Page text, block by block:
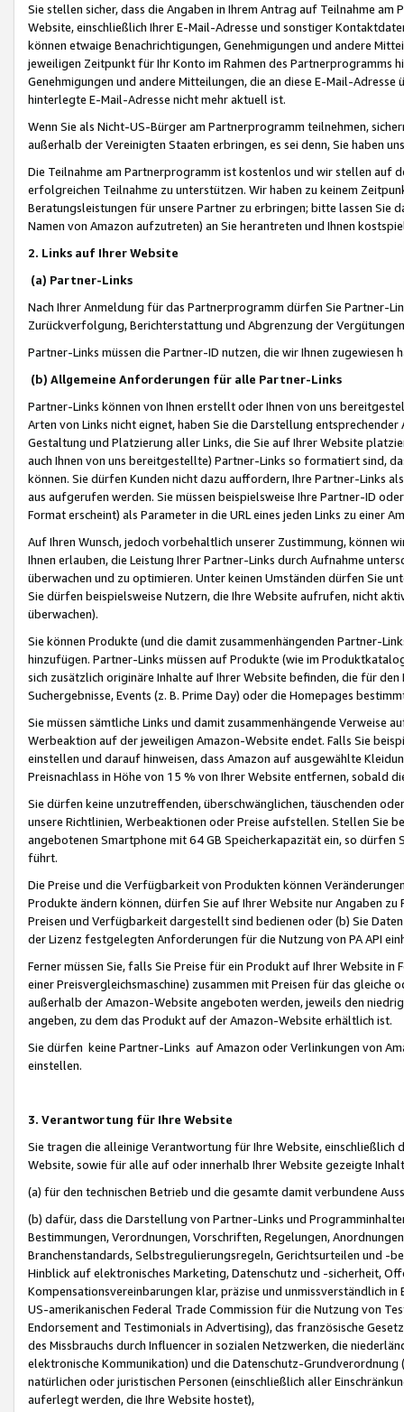
Sie stellen sicher, dass die Angaben in Ihrem Antrag auf Teilnahme
Website, einschließlich Ihrer E-Mail-Adresse und sonstiger
können etwaige Benachrichtigungen, Genehmigungen und andere
jeweiligen Zeitpunkt für Ihr Konto im Rahmen des Partnerprogramms
Genehmigungen und andere Mitteilungen, die an diese E-Mail-
hinterlegte E-Mail-Adresse nicht mehr aktuell ist.
Wenn Sie als Nicht-US-Bürger am Partnerprogramm teilnehmen,
außerhalb der Vereinigten Staaten erbringen, es sei denn, Sie haben
Die Teilnahme am Partnerprogramm ist kostenlos und wir stellen auf
erfolgreichen Teilnahme zu unterstützen. Wir haben zu keinem
Beratungsleistungen für unsere Partner zu erbringen; bitte lassen Sie
Namen von Amazon aufzutreten) an Sie herantreten und Ihnen
2. Links auf Ihrer Website
(a) Partner-Links
Nach Ihrer Anmeldung für das Partnerprogramm dürfen Sie Partner-
Zurückverfolgung, Berichterstattung und Abgrenzung der
Partner-Links müssen die Partner-ID nutzen, die wir Ihnen zugewiesen
(b) Allgemeine Anforderungen für alle Partner-Links
Partner-Links können von Ihnen erstellt oder Ihnen von uns
Arten von Links nicht eignet, haben Sie die Darstellung
Gestaltung und Platzierung aller Links, die Sie auf Ihrer Website
auch Ihnen von uns bereitgestellte) Partner-Links so formatiert sind,
können. Sie dürfen Kunden nicht dazu auffordern, Ihre Partner-Links
aus aufgerufen werden. Sie müssen beispielsweise Ihre Partner-ID
Format erscheint) als Parameter in die URL eines jeden Links zu einer
Auf Ihren Wunsch, jedoch vorbehaltlich unserer Zustimmung, können
Ihnen erlauben, die Leistung Ihrer Partner-Links durch Aufnahme
überwachen und zu optimieren. Unter keinen Umständen dürfen Sie
Sie dürfen beispielsweise Nutzern, die Ihre Website aufrufen, nicht
überwachen).
Sie können Produkte (und die damit zusammenhängenden Partner-
hinzufügen. Partner-Links müssen auf Produkte (wie im
sich zusätzlich originäre Inhalte auf Ihrer Website befinden, die für
Suchergebnisse, Events (z. B. Prime Day) oder die Homepages
Sie müssen sämtliche Links und damit zusammenhängende
Werbeaktion auf der jeweiligen Amazon-Website endet. Falls Sie
einstellen und darauf hinweisen, dass Amazon auf ausgewählte
Preisnachlass in Höhe von 15 % von Ihrer Website entfernen, sobald
Sie dürfen keine unzutreffenden, überschwänglichen, täuschenden
unsere Richtlinien, Werbeaktionen oder Preise aufstellen. Stellen Sie
angebotenen Smartphone mit 64 GB Speicherkapazität ein, so dürfen
führt.
Die Preise und die Verfügbarkeit von Produkten können
Produkte ändern können, dürfen Sie auf Ihrer Website nur Angaben
Preisen und Verfügbarkeit dargestellt sind bedienen oder (b) Sie
der Lizenz festgelegten Anforderungen für die Nutzung von PA API
Ferner müssen Sie, falls Sie Preise für ein Produkt auf Ihrer Website
einer Preisvergleichsmaschine) zusammen mit Preisen für das
außerhalb der Amazon-Website angeboten werden, jeweils den
angeben, zu dem das Produkt auf der Amazon-Website erhältlich ist.
Sie dürfen keine Partner-Links auf Amazon oder Verlinkungen von
einstellen.
3. Verantwortung für Ihre Website
Sie tragen die alleinige Verantwortung für Ihre Website,
Website, sowie für alle auf oder innerhalb Ihrer Website gezeigte
(a) für den technischen Betrieb und die gesamte damit verbundene
(b) dafür, dass die Darstellung von Partner-Links und
Bestimmungen, Verordnungen, Vorschriften, Regelungen,
Branchenstandards, Selbstregulierungsregeln, Gerichtsurteilen und -
Hinblick auf elektronisches Marketing, Datenschutz und -sicherheit,
Kompensationsvereinbarungen klar, präzise und unmissverständlich
US-amerikanischen Federal Trade Commission für die Nutzung von
Endorsement and Testimonials in Advertising), das französische
des Missbrauchs durch Influencer in sozialen Netzwerken, die
elektronische Kommunikation) und die Datenschutz-
natürlichen oder juristischen Personen (einschließlich aller
auferlegt werden, die Ihre Website hostet),